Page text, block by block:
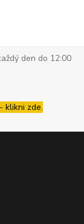
den do 12:00
klikni zde.